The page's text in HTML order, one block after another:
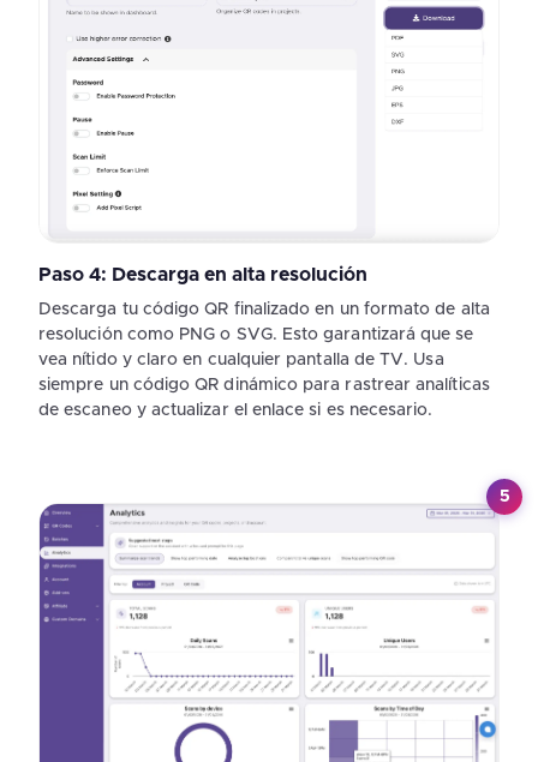
Paso 4: Descarga en alta resolución
Descarga tu código QR finalizado en un formato de alta
resolución como PNG o SVG. Esto garantizará que se
vea nítido y claro en cualquier pantalla de TV. Usa
siempre un código QR dinámico para rastrear analíticas
de escaneo y actualizar el enlace si es necesario.
5